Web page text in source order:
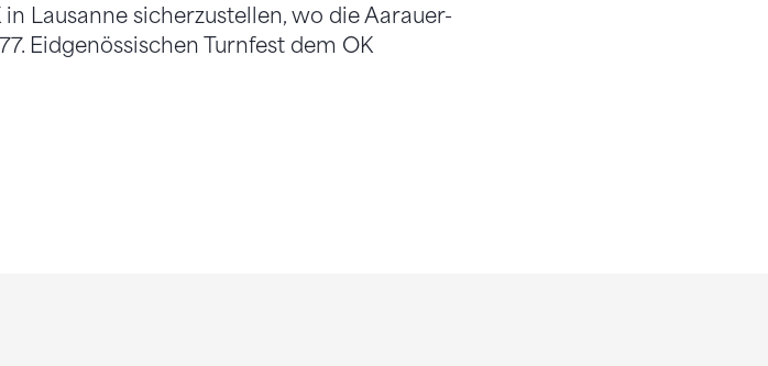
Lausanne sicherzustellen, wo die Aarauer-
Eidgenössischen Turnfest dem OK